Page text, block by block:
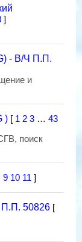
]
- В/Ч П.П.
и
) [ 1 2 3 … 43
поиск
9 10 11 ]
50826 [